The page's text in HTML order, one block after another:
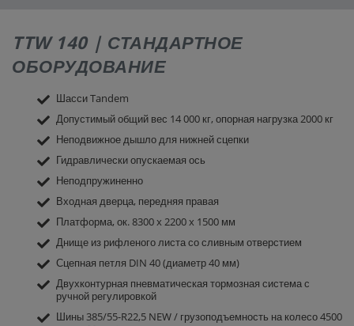
TTW 140 | СТАНДАРТНОЕ
ОБОРУДОВАНИЕ
Шасси Tandem
Допустимый общий вес 14 000 кг, опорная нагрузка 2000 кг
Неподвижное дышло для нижней сцепки
Гидравлически опускаемая ось
Неподпружиненно
Входная дверца, передняя правая
Платформа, ок. 8300 x 2200 x 1500 мм
Днище из рифленого листа со сливным отверстием
Сцепная петля DIN 40 (диаметр 40 мм)
Двухконтурная пневматическая тормозная система с
ручной регулировкой
Шины 385/55-R22,5 NEW / грузоподъемность на колесо 4500